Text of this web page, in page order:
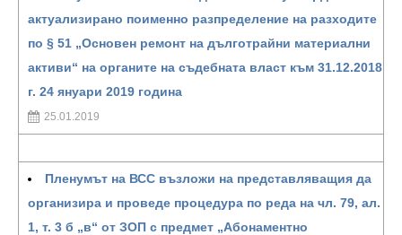
актуализирано поименно разпределение на разходите
по § 51 „Основен ремонт на дълготрайни материални
активи“ на органите на съдебната власт към 31.12.2018
г. 24 януари 2019 година
25.01.2019
Пленумът на ВСС възложи на представляващия да
организира и проведе процедура по реда на чл. 79, ал.
1, т. 3 б „в“ от ЗОП с предмет „Абонаментно